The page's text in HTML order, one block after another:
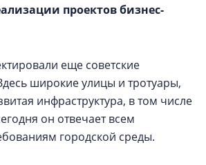
проектов бизнес-
еще советские
широкие улицы и тротуары,
инфраструктура, в том числе
он отвечает всем
городской среды.